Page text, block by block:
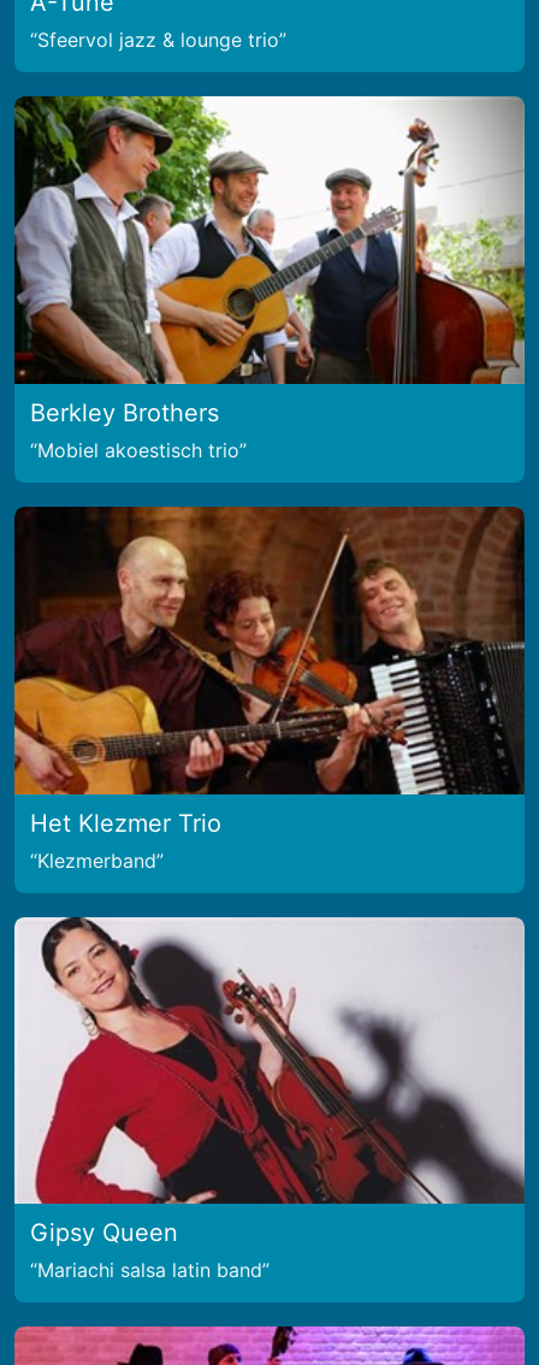
Sfeervol jazz & lounge trio
Berkley Brothers
Mobiel akoestisch trio
Het Klezmer Trio
Klezmerband
Gipsy Queen
Mariachi salsa latin band